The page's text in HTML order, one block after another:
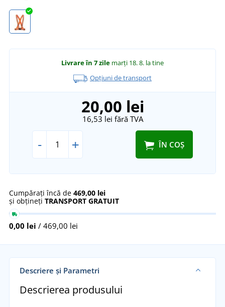
Livrare în 7 zile marți 18. 8. la tine
Opțiuni de transport
20,00 lei
16,53 lei fără TVA
- + ÎN COȘ
Cumpărați încă de 469,00 lei
și obțineți TRANSPORT GRATUIT
0,00 lei / 469,00 lei
Descriere și Parametri
Descrierea produsului